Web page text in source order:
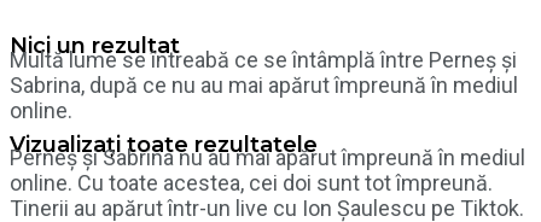
Nici un rezultat
Vizualizați toate rezultatele
Multă lume se întreabă ce se întâmplă între Perneș și
Sabrina, după ce nu au mai apărut împreună în mediul
online.
Perneș și Sabrina nu au mai apărut împreună în mediul
online. Cu toate acestea, cei doi sunt tot împreună.
Tinerii au apărut într-un live cu Ion Șaulescu pe Tiktok.